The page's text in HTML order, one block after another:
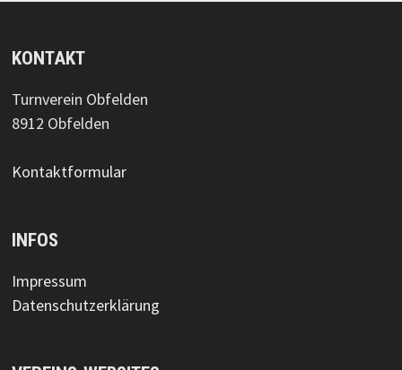
KONTAKT
Turnverein Obfelden
8912 Obfelden
Kontaktformular
INFOS
Impressum
Datenschutzerklärung